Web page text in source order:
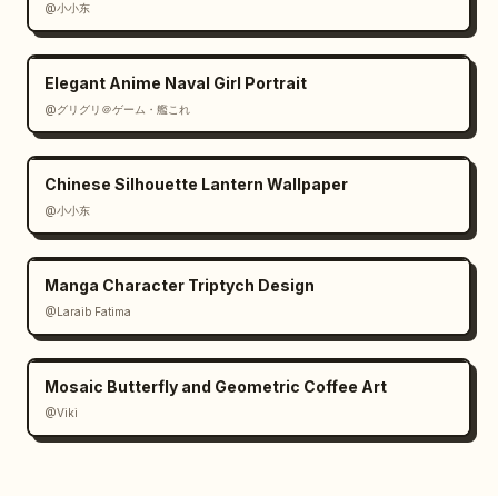
@小小东
Elegant Anime Naval Girl Portrait
@グリグリ＠ゲーム・艦これ
Chinese Silhouette Lantern Wallpaper
@小小东
Manga Character Triptych Design
@Laraib Fatima‎
Mosaic Butterfly and Geometric Coffee Art
@Viki